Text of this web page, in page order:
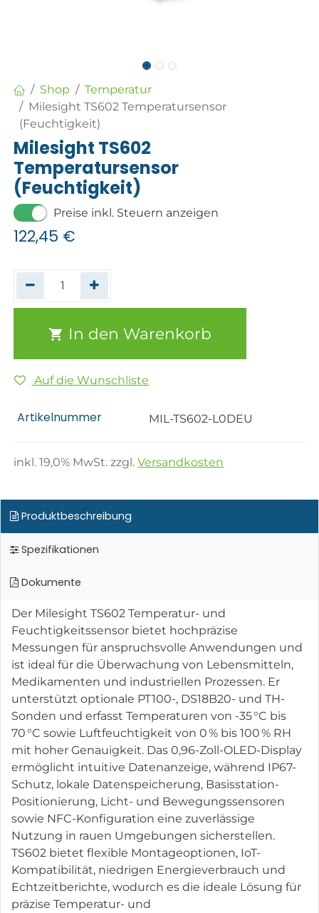
Shop
Temperatur
Milesight TS602 Temperatursensor
(Feuchtigkeit)
Milesight TS602
Temperatursensor
(Feuchtigkeit)
Preise inkl. Steuern anzeigen
122,45 €
In den Warenkorb
Auf die Wunschliste
Artikelnummer MIL-TS602-L0DEU
inkl.19,0% MwSt. zzgl.Versandkosten
Produktbeschreibung
Spezifikationen
Dokumente
Der Milesight TS602 Temperatur- und
Feuchtigkeitssensor bietet hochpräzise
Messungen für anspruchsvolle Anwendungen und
ist ideal für die Überwachung von Lebensmitteln,
Medikamenten und industriellen Prozessen. Er
unterstützt optionale PT100-, DS18B20- und TH-
Sonden und erfasst Temperaturen von -35 °C bis
70 °C sowie Luftfeuchtigkeit von 0 % bis 100 % RH
mit hoher Genauigkeit. Das 0,96-Zoll-OLED-Display
ermöglicht intuitive Datenanzeige, während IP67-
Schutz, lokale Datenspeicherung, Basisstation-
Positionierung, Licht- und Bewegungssensoren
sowie NFC-Konfiguration eine zuverlässige
Nutzung in rauen Umgebungen sicherstellen.
TS602 bietet flexible Montageoptionen, IoT-
Kompatibilität, niedrigen Energieverbrauch und
Echtzeitberichte, wodurch es die ideale Lösung für
präzise Temperatur- und